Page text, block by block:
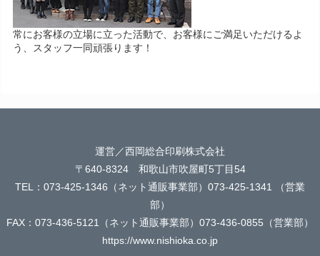
常にお客様の立場に立った活動で、お客様にご満足いただけるよ
う、スタッフ一同頑張ります！
運営／西岡総合印刷株式会社
〒640-8324 和歌山市吹屋町5丁目54
TEL：073-425-1346（ネット通販事業部）073-425-1341 （営業
部）
FAX：073-436-5121（ネット通販事業部）073-436-0855（営業部）
https://www.nishioka.co.jp